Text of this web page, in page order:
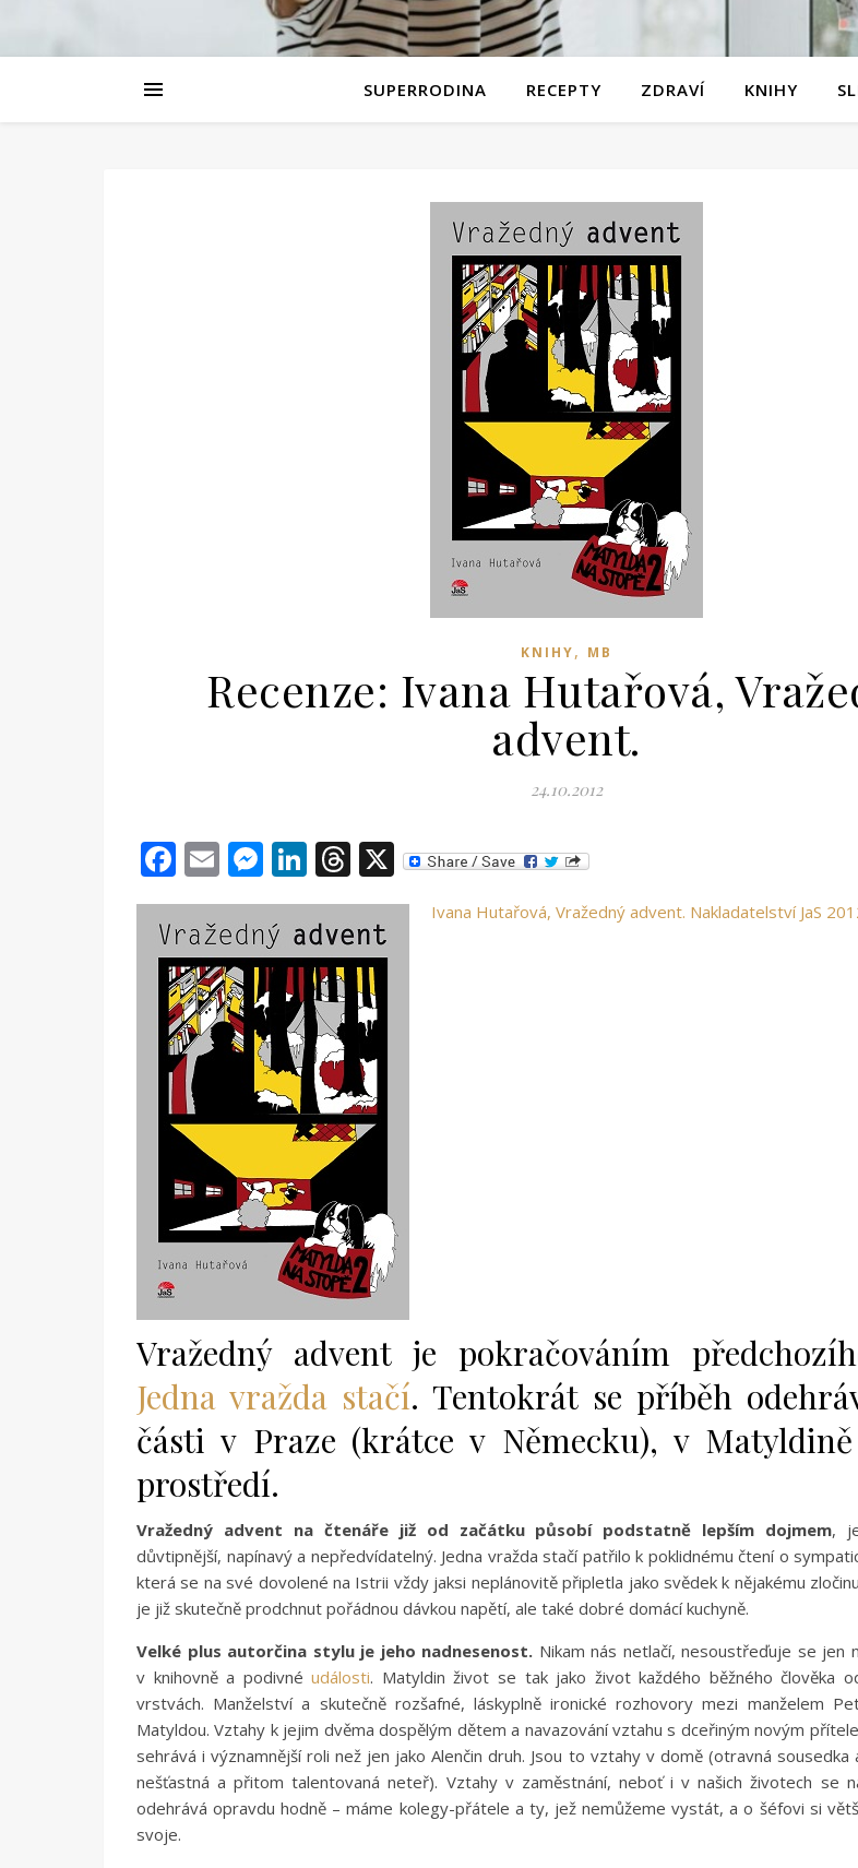
SUPERRODINA RECEPTY ZDRAVÍ KNIHY
KNIHY, MB
Recenze: Ivana Hutařová,
advent.
24.10.2012
Facebook
EmailMessenger
LinkedIn
Threads
X
Ivana Hutařová, Vražedný advent. Nakladatelství JaS
Vražedný advent je pokračováním
Jedna vražda stačí. Tentokrát se příběh
části v Praze (krátce v Německu), v
prostředí.
Vražedný advent na čtenáře již od začátku působí podstatně lepším dojmem,
důvtipnější, napínavý a nepředvídatelný. Jedna vražda stačí patřilo k poklidnému čtení o
která se na své dovolené na Istrii vždy jaksi neplánovitě připletla jako svědek k nějakému
je již skutečně prodchnut pořádnou dávkou napětí, ale také dobré domácí kuchyně.
Velké plus autorčina stylu je jeho nadnesenost. Nikam nás netlačí, nesoustřeďuje se jen
v knihovně a podivnéudálosti. Matyldin život se tak jako život každého běžného člověka
vrstvách. Manželství a skutečně rozšafné, láskyplně ironické rozhovory mezi manželem
Matyldou. Vztahy k jejim dvěma dospělým dětem a navazování vztahu s dceřiným novým
sehrává i významnější roli než jen jako Alenčin druh. Jsou to vztahy v domě (otravná
nešťastná a přitom talentovaná neteř). Vztahy v zaměstnání, neboť i v našich životech se
odehrává opravdu hodně – máme kolegy-přátele a ty, jež nemůžeme vystát, a o šéfovi si
svoje.